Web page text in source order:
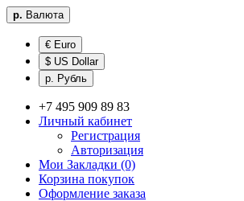
р. Валюта
€ Euro
$ US Dollar
р. Рубль
+7 495 909 89 83
Личный кабинет
Регистрация
Авторизация
Мои Закладки (0)
Корзина покупок
Оформление заказа